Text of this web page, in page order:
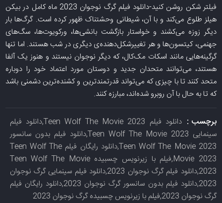
فیلتر شکن روشن کنید-دانلود فیلم گرگ نوجوان 2023 ماه کامل در بیکن
هیلز طلوع می‌کند و با آن، شیطانی وحشتناک ظهور کرده است. گرگ‌ها بار
دیگر زوزه می‌کشند و خواستار بازگشت بانشی‌ها، ورکویوت‌ها، سگ‌های
جهنمی، کیتسون‌ها و هر تغییرشکل‌دهنده‌ی دیگری در شب هستند. اما تنها
گرگینه‌هایی مانند اسکات مک‌کال، که دیگر نوجوان نیستند و هنوز یک آلفا
هستند، می‌توانند متحدان جدید و دوستان مورد اعتماد خود را دوباره
متحد کنند تا با چیزی که می‌تواند قدرتمندترین و کشنده‌ترین دشمنی باشد
که تا به حال با آن روبرو شده‌اند، مبارزه کنند.
برچسب :
دانلود فیلم Teen Wolf The Movie 2023,دانلود فیلم
سینمایی Teen Wolf The Movie 2023,دانلود فیلم بدون سانسور
Teen Wolf The Movie 2023,دانلود رایگان فیلم Teen Wolf The
Movie 2023,فیلم با زیرنویس چسبیده Teen Wolf The Movie
2023,دانلود فیلم گرگ نوجوان 2023,دانلود فیلم سینمایی گرگ نوجوان
2023,دانلود فیلم بدون سانسور گرگ نوجوان 2023,دانلود رایگان فیلم
گرگ نوجوان 2023,فیلم با زیرنویس چسبیده گرگ نوجوان 2023